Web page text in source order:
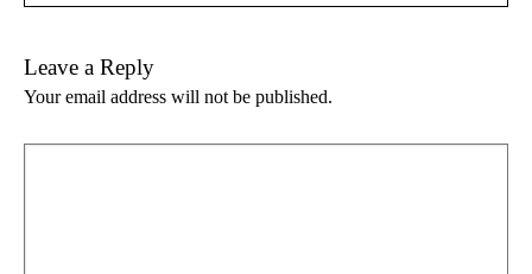
Leave a Reply
Your email address will not be published.